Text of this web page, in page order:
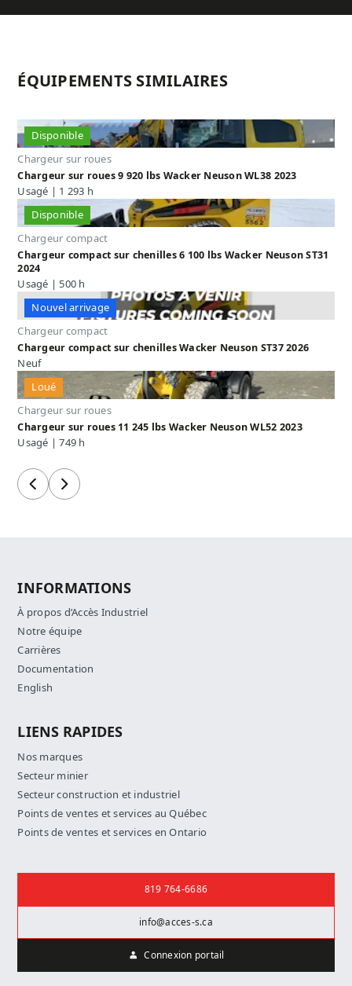
ÉQUIPEMENTS SIMILAIRES
Disponible
Chargeur sur roues
Chargeur sur roues 9 920 lbs Wacker Neuson WL38 2023
Usagé | 1 293 h
Disponible
Chargeur compact
Chargeur compact sur chenilles 6 100 lbs Wacker Neuson ST31
2024
Usagé | 500 h
Nouvel arrivage
Chargeur compact
Chargeur compact sur chenilles Wacker Neuson ST37 2026
Neuf
Loué
Chargeur sur roues
Chargeur sur roues 11 245 lbs Wacker Neuson WL52 2023
Usagé | 749 h
PrécédentSuivant
INFORMATIONS
À propos d’Accès Industriel
Notre équipe
Carrières
Documentation
English
LIENS RAPIDES
Nos marques
Secteur minier
Secteur construction et industriel
Points de ventes et services au Québec
Points de ventes et services en Ontario
819 764-6686
info@acces-s.ca
Connexion portail